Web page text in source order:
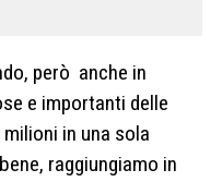
però anche in
e importanti delle
in una sola
raggiungiamo in